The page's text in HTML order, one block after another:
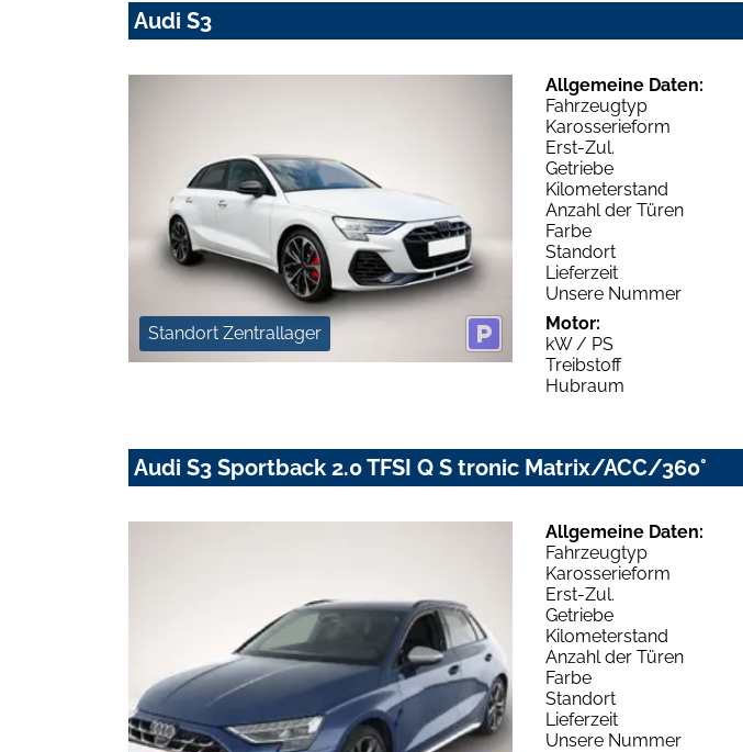
Audi S3
Standort Zentrallager
Allgemeine Daten:
Fahrzeugtyp
Karosserieform
Erst-Zul.
Getriebe
Kilometerstand
Anzahl der Türen
Farbe
Standort
Lieferzeit
Unsere Nummer
Motor:
kW / PS
Treibstoff
Hubraum
Audi S3 Sportback 2.0 TFSI Q S tronic Matrix/ACC/360°
Allgemeine Daten:
Fahrzeugtyp
Karosserieform
Erst-Zul.
Getriebe
Kilometerstand
Anzahl der Türen
Farbe
Standort
Lieferzeit
Unsere Nummer